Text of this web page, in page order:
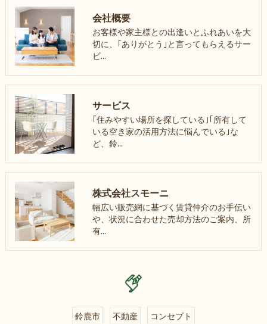
会社概要
お客様や家主様との出逢いとふれあいを大
切に、｢ありがとう｣と言ってもらえるサー
ビ…
サービス
｢住みやすい場所を探している｣｢所有して
いる空き家の活用方法に悩んでいる｣な
ど、鈴…
株式会社スモーニ
幅広い販売網に基づく賃貸仲介のお手伝い
や、状況に合わせた売却方法のご案内、所
有…
鈴鹿市 不動産 コンセプト